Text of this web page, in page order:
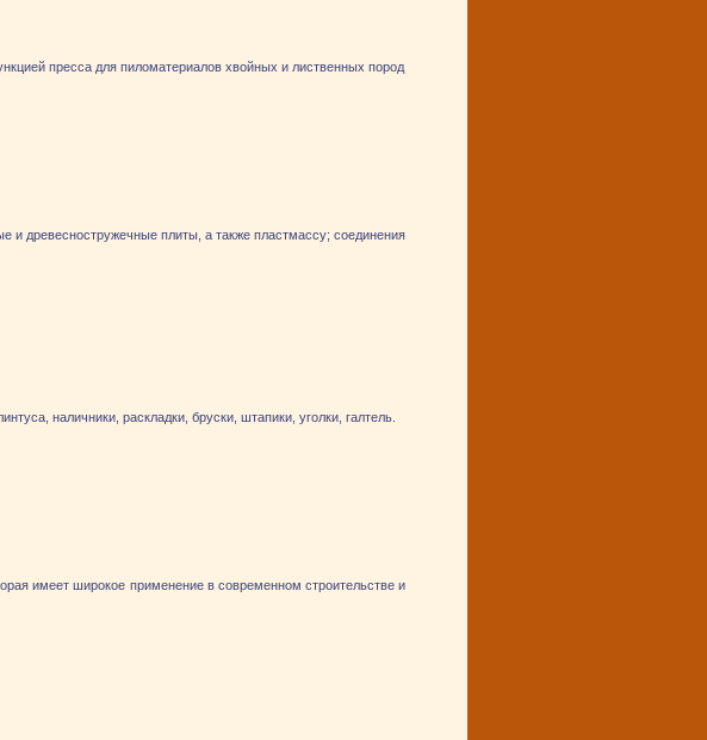
пресса для пиломатериалов хвойных и лиственных пород
и древесностружечные плиты, а также пластмассу; соединения
наличники, раскладки, бруски, штапики, уголки, галтель.
имеет широкое применение в современном строительстве и